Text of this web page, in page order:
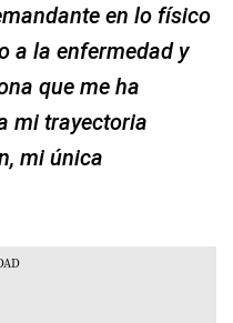
en lo físico
a la enfermedad y
que me ha
mi trayectoria
mi única